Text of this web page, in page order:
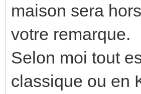
maison sera
votre remarque.
Selon moi tout
classique ou en